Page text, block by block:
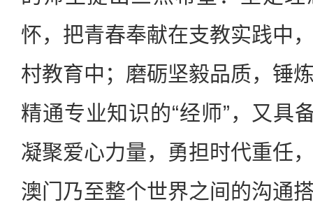
怀，把青春奉献在支教实践中
村教育中；磨砺坚毅品质，锤
精通专业知识的“经师”，又具
凝聚爱心力量，勇担时代重任
澳门乃至整个世界之间的沟通